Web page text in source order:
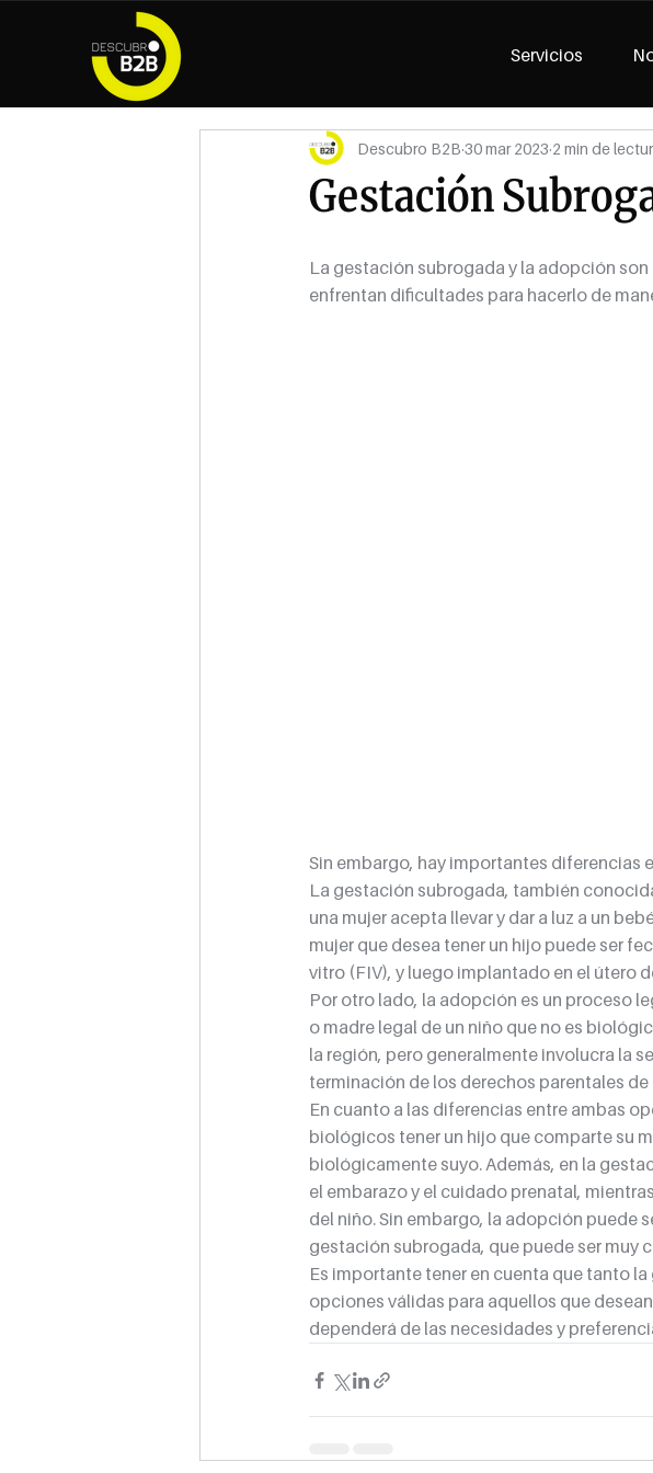
Servicios
Gestación
Descubro B2B 30 mar 2023 2 min de
La gestación subrogada y la adopción
enfrentan dificultades para hacerlo de
Sin embargo, hay importantes diferencias
La gestación subrogada, también
una mujer acepta llevar y dar a luz a un
mujer que desea tener un hijo puede ser
vitro (FIV), y luego implantado en el útero
Por otro lado, la adopción es un proceso
o madre legal de un niño que no es
la región, pero generalmente involucra la
terminación de los derechos parentales
En cuanto a las diferencias entre ambas
biológicos tener un hijo que comparte su
biológicamente suyo. Además, en la
el embarazo y el cuidado prenatal,
del niño. Sin embargo, la adopción puede
gestación subrogada, que puede ser muy
Es importante tener en cuenta que tanto
opciones válidas para aquellos que
dependerá de las necesidades y